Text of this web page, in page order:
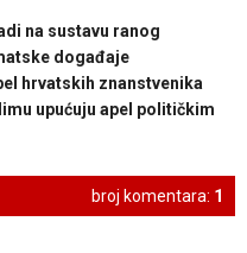
na sustavu ranog
događaje
hrvatskih znanstvenika
upućuju apel političkim
broj komentara: 1